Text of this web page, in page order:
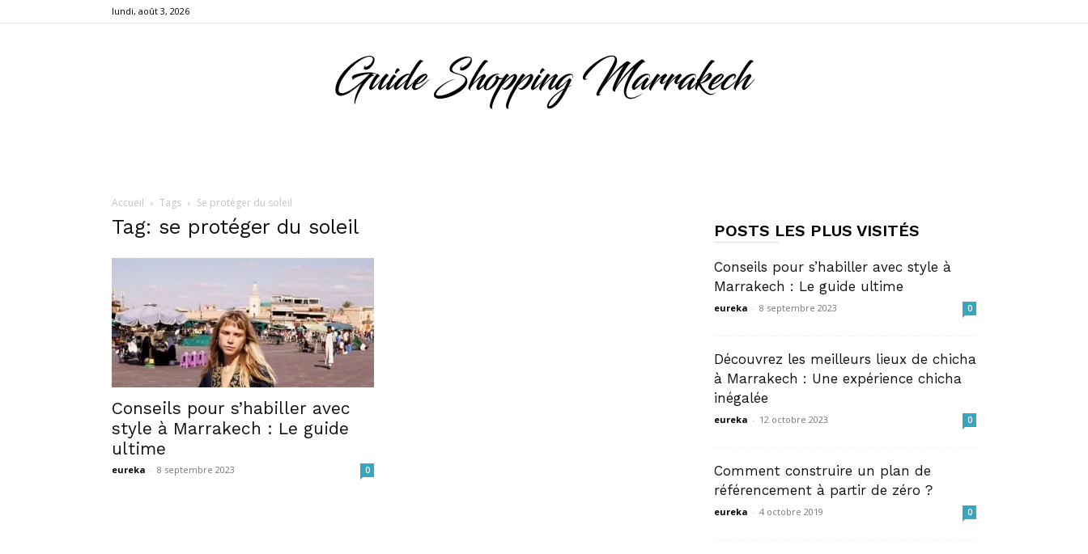
lundi, août 3, 2026
Accueil Tags Se protéger du soleil
Tag: se protéger du soleil
Conseils pour s’habiller avec
style à Marrakech : Le guide
ultime
eureka - 8 septembre 2023 0
POSTS LES PLUS VISITÉS
Conseils pour s’habiller avec style à
Marrakech : Le guide ultime
eureka - 8 septembre 2023 0
Découvrez les meilleurs lieux de chicha
à Marrakech : Une expérience chicha
inégalée
eureka - 12 octobre 2023 0
Comment construire un plan de
référencement à partir de zéro ?
eureka - 4 octobre 2019 0